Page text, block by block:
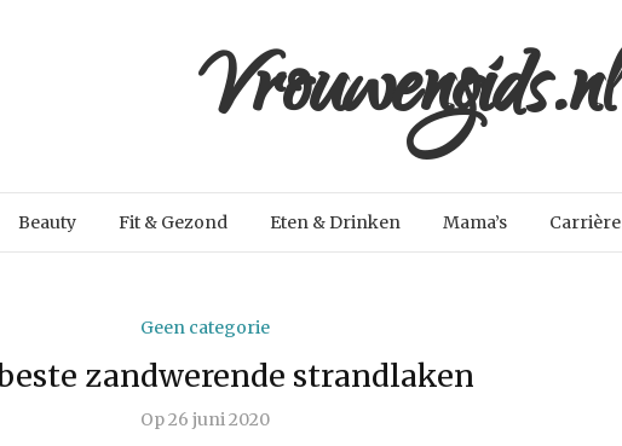
Vrouwengids.nl
Beauty Fit & Gezond Eten & Drinken Mama’s Carrière
Geen categorie
zandwerende strandlaken
Op26 juni 2020